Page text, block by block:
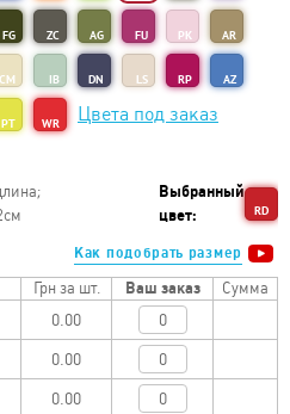
FG ZC AG FU PK AR
CM IB DN LS RP AZ
PT WR Цвета под заказ
Выбранный
цвет:
RD
Как подобрать размер
Грн за шт. Ваш заказ Сумма
0.00
0.00
0.00